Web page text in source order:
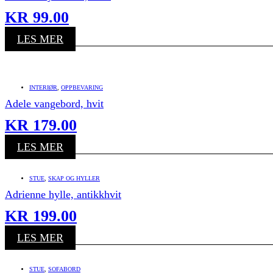
KR 99.00
LES MER
INTERIØR OPPBEVARING
Adele vangebord, hvit
KR 179.00
LES MER
STUE SKAP OG HYLLER
Adrienne hylle, antikkhvit
KR 199.00
LES MER
STUE SOFABORD